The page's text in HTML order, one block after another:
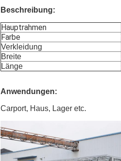
Beschreibung:
Hauptrahmen
Farbe
Verkleidung
Breite
Länge
Anwendungen:
Carport, Haus, Lager etc.